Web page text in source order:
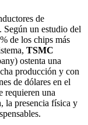
de
Según un estudio del
de los chips más
TSMC
ostenta una
producción y con
de dólares en el
requieren una
la presencia física y